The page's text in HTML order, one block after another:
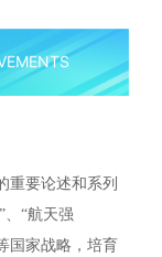
重要论述和系列
、“航天强
国家战略，培育